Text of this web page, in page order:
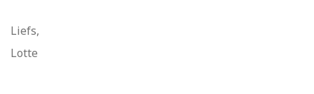
Liefs,
Lotte